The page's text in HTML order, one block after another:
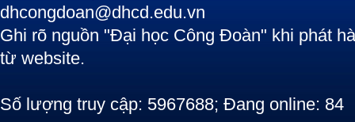
dhcongdoan@dhcd.edu.vn
Ghi rõ nguồn "Đại học Công Đoàn" khi phát
từ website.
Số lượng truy cập: 5967688; Đang online: 84